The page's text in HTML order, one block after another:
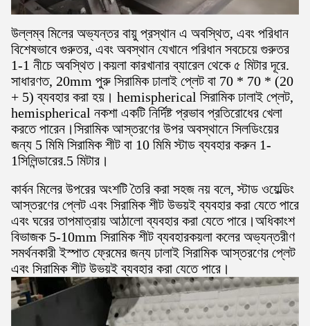
উল্লম্ব মিলের অভ্যন্তর বায়ু প্রস্থান এ অবস্থিত, এবং পরিধান
বিশেষভাবে গুরুতর, এবং অবস্থান যেখানে পরিধান সবচেয়ে গুরুতর
1-1 নীচে অবস্থিত।কয়লা কারখানার ব্যারেল থেকে ৫ মিটার দূরে.
সাধারণত, 20mm পুরু সিরামিক ঢালাই প্লেট বা 70 * 70 * (20
+ 5) ব্যবহার করা হয়। hemispherical সিরামিক ঢালাই প্লেট,
hemispherical নকশা একটি নির্দিষ্ট প্রভাব প্রতিরোধের খেলা
করতে পারেন।সিরামিক আস্তরণের উপর অবস্থানে সিলডিংয়ের
জন্য 5 মিমি সিরামিক শীট বা 10 মিমি স্টাড ব্যবহার করুন 1-
1সিলিন্ডারের.5 মিটার।
কার্বন মিলের উপরের অংশটি তৈরি করা সহজ নয় বলে, স্টাড ওয়েল্ডিং
আস্তরণের প্লেট এবং সিরামিক শীট উভয়ই ব্যবহার করা যেতে পারে
এবং ঘরের তাপমাত্রায় আঠালো ব্যবহার করা যেতে পারে।অধিকাংশ
বিভাজক 5-10mm সিরামিক শীট ব্যবহারকয়লা কলের অভ্যন্তরীণ
সমর্থনকারী ইস্পাত ফ্রেমের জন্য ঢালাই সিরামিক আস্তরণের প্লেট
এবং সিরামিক শীট উভয়ই ব্যবহার করা যেতে পারে।